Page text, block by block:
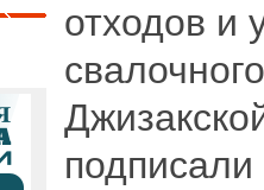
отходов и